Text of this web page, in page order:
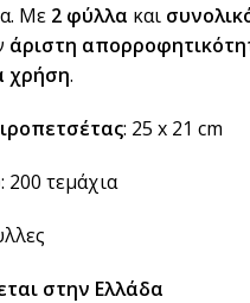
Με 2 φύλλα και
άριστη
χρήση.
: 25 x 21 cm
: 200 τεμάχια
στην Ελλάδα